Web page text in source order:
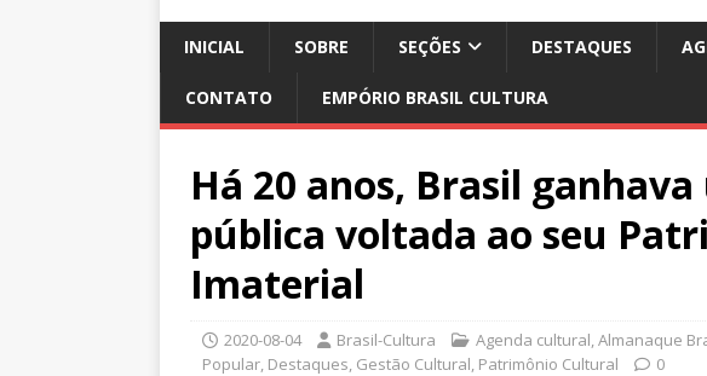
INICIAL SOBRE SEÇÕES DESTAQUES
CONTATO EMPÓRIO BRASIL CULTURA
Há 20 anos, Brasil
pública voltada ao seu
Imaterial
2020-08-04 Brasil-Cultura Agenda cultural,Almanaque
Popular, Destaques, Gestão Cultural, Patrimônio Cultural 0